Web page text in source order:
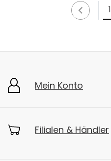
1
Mein Konto
Filialen & Händler